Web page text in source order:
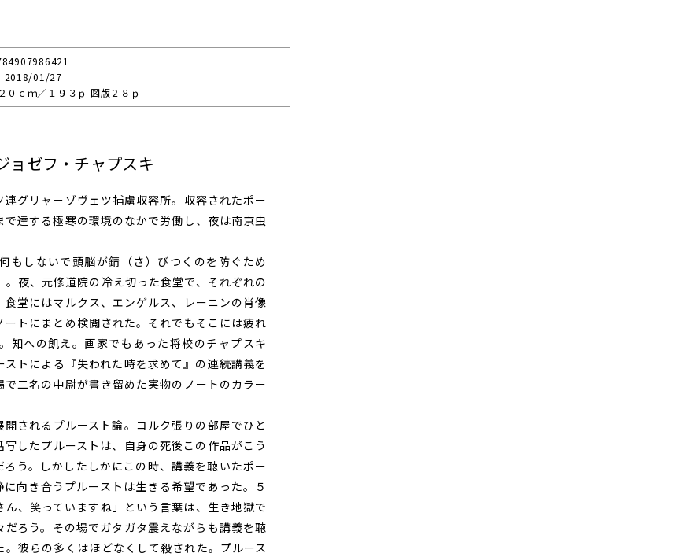
2018/01/27
０ｃｍ／１９３ｐ 図版２８ｐ
ゼフ・チャプスキ
グリャーゾヴェツ捕虜収容所。収容されたポー
達する極寒の環境のなかで労働し、夜は南京虫
しないで頭脳が錆（さ）びつくのを防ぐため
夜、元修道院の冷え切った食堂で、それぞれの
堂にはマルクス、エンゲルス、レーニンの肖像
トにまとめ検閲された。それでもそこには疲れ
知への飢え。画家でもあった将校のチャプスキ
トによる『失われた時を求めて』の連続講義を
二名の中尉が書き留めた実物のノートのカラー
されるプルースト論。コルク張りの部屋でひと
したプルーストは、自身の死後この作品がこう
う。しかしたしかにこの時、講義を聴いたポー
向き合うプルーストは生きる希望であった。５
、笑っていますね」という言葉は、生き地獄で
ろう。その場でガタガタ震えながらも講義を聴
彼らの多くはほどなくして殺された。プルース